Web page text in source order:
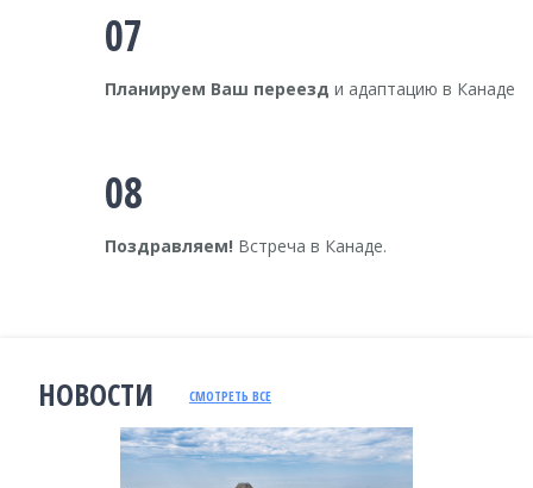
07
Планируем Ваш переезд и адаптацию в Канаде
08
Поздравляем! Встреча в Канаде.
НОВОСТИ СМОТРЕТЬ ВСЕ